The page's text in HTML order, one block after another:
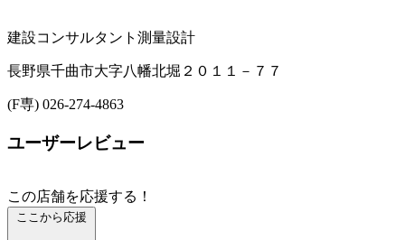
建設コンサルタント 測量設計
長野県千曲市大字八幡北堀２０１１－７７
(F専) 026-274-4863
ユーザーレビュー
この店舗を応援する！
ここから応援